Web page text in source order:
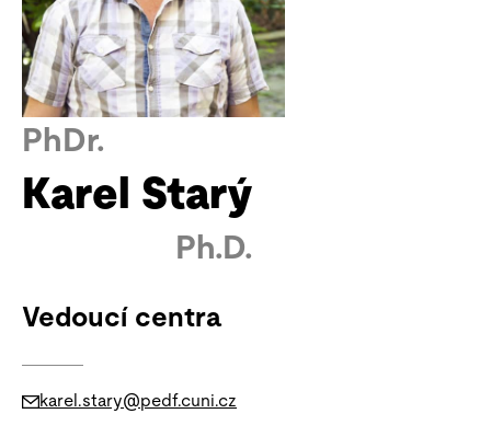
PhDr.
Karel Starý
Ph.D.
Vedoucí centra
karel.stary@pedf.cuni.cz